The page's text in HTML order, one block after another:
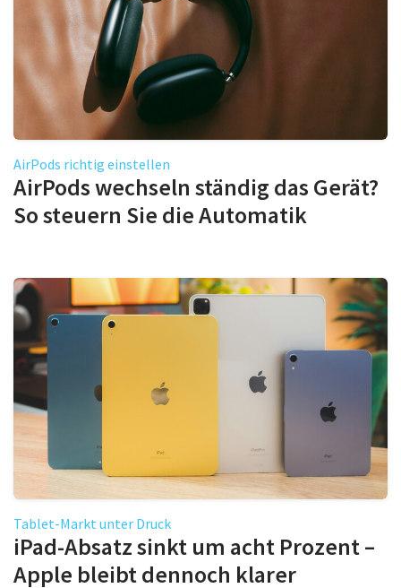
AirPods richtig einstellen
AirPods wechseln ständig das Gerät?
So steuern Sie die Automatik
Tablet-Markt unter Druck
iPad-Absatz sinkt um acht Prozent –
Apple bleibt dennoch klarer